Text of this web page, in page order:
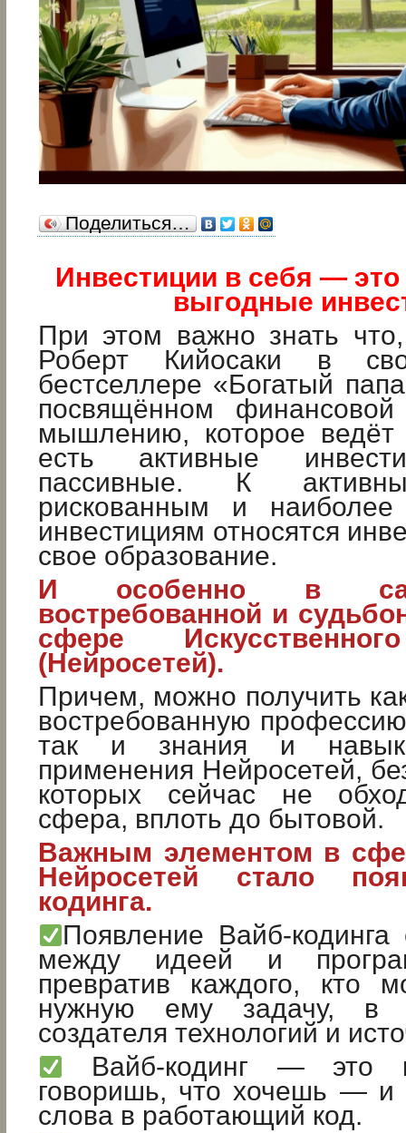
Поделиться…
Инвестиции в себя —
выгодные
При этом важно знать
Роберт Кийосаки в
бестселлере «Богатый
посвящённом
мышлению, которое ведёт
есть активные
пассивные. К
рискованным и наиболее
инвестициям относятся
свое образование.
И особенно в
востребованной и
сфере
(Нейросетей).
Причем, можно получить
востребованную
так и знания и
применения Нейросетей,
которых сейчас не
сфера, вплоть до бытовой.
Важным элементом в
Нейросетей стало
кодинга.
Появление Вайб-кодинга
между идеей и
превратив каждого, кто
нужную ему задачу, в
создателя технологий и
Вайб-кодинг — это
говоришь, что хочешь —
слова в работающий код.